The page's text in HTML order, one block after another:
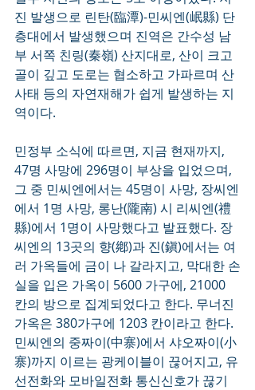
진 발생으로 린탄(臨潭)-민씨엔(岷縣) 단
층대에서 발생했으며 진역은 간수성 남
부 서쪽 친링(秦嶺) 산지대로, 산이 크고
골이 깊고 도로는 협소하고 가파르며 산
사태 등의 자연재해가 쉽게 발생하는 지
역이다.
민정부 소식에 따르면, 지금 현재까지,
47명 사망에 296명이 부상을 입었으며,
그 중 민씨엔에서는 45명이 사망, 장씨엔
에서 1명 사망, 롱난(隴南) 시 리씨엔(禮
縣)에서 1명이 사망했다고 발표했다. 장
씨엔의 13곳의 향(鄕)과 진(鎭)에서는 여
러 가옥들에 금이 나 갈라지고, 막대한 손
실을 입은 가옥이 5600 가구에, 21000
칸의 방으로 집계되었다고 한다. 무너진
가옥은 380가구에 1203 칸이라고 한다.
민씨엔의 중짜이(中寨)에서 샤오짜이(小
寨)까지 이르는 광케이블이 끊어지고, 유
선전화와 모바일전화 통신신호가 끊기